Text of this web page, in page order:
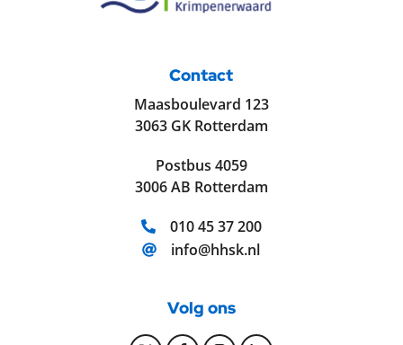
Contact
Maasboulevard 123
3063 GK Rotterdam
Postbus 4059
3006 AB Rotterdam
Telefoonnummer:
010 45 37 200
E-mailadres:
info@hhsk.nl
Volg ons